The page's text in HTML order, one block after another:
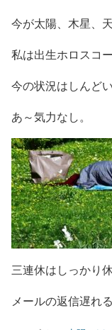
今が太陽、木星、
私は出生ホロスコ
今の状況はしんどい
あ～気力なし。
三連休はしっかり休
メールの返信遅れ